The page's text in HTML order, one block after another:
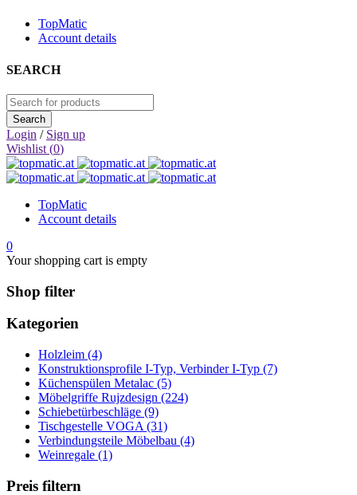
TopMatic
Account details
SEARCH
Login / Sign up
Wishlist (0)
TopMatic
Account details
0
Your shopping cart is empty
Shop filter
Kategorien
Holzleim (4)
Konstruktionsprofile I-Typ, Verbinder I-Typ (7)
Küchenspülen Metalac (5)
Möbelgriffe Rujzdesign (224)
Schiebetürbeschläge (9)
Tischgestelle VOGA (31)
Verbindungsteile Möbelbau (4)
Weinregale (1)
Preis filtern